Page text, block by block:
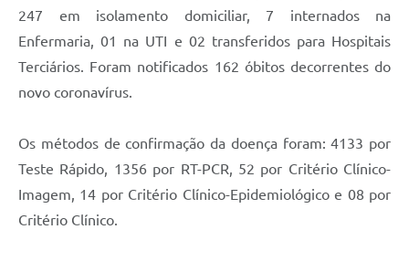
Ouvidoria Municipal
Audiências Públicas
Carta de Serviços
Turismo
247 em isolamento domiciliar, 7 internados na
Enfermaria, 01 na UTI e 02 transferidos para Hospitais
Terciários. Foram notificados 162 óbitos decorrentes do
novo coronavírus.
Os métodos de confirmação da doença foram: 4133 por
Teste Rápido, 1356 por RT-PCR, 52 por Critério Clínico-
Imagem, 14 por Critério Clínico-Epidemiológico e 08 por
Critério Clínico.